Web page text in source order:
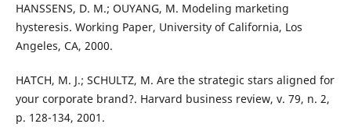
HANSSENS, D. M.; OUYANG, M. Modeling marketing
hysteresis. Working Paper, University of California, Los
Angeles, CA, 2000.
HATCH, M. J.; SCHULTZ, M. Are the strategic stars aligned for
your corporate brand?. Harvard business review, v. 79, n. 2,
p. 128-134, 2001.